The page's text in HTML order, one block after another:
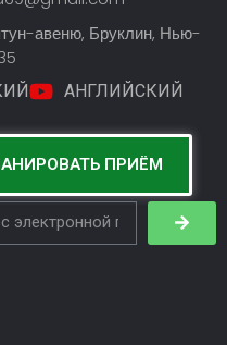
авеню, Бруклин, Нью-
АНГЛИЙСКИЙ
ПРИЁМ